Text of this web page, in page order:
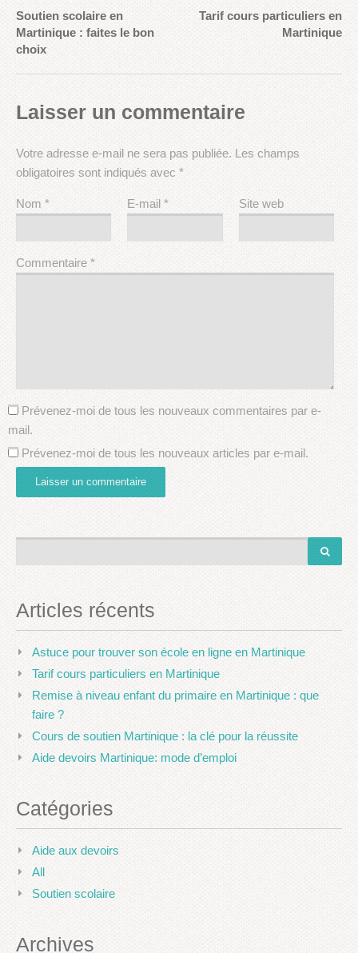
Soutien scolaire en
Martinique : faites le bon
choix
Tarif cours particuliers en
Martinique
Laisser un commentaire
Votre adresse e-mail ne sera pas publiée. Les champs
obligatoires sont indiqués avec *
Nom * E-mail* Site web
Commentaire *
Prévenez-moi de tous les nouveaux commentaires par e-
mail.
Prévenez-moi de tous les nouveaux articles par e-mail.
Articles récents
Astuce pour trouver son école en ligne en Martinique
Tarif cours particuliers en Martinique
Remise à niveau enfant du primaire en Martinique : que
faire ?
Cours de soutien Martinique : la clé pour la réussite
Aide devoirs Martinique: mode d’emploi
Catégories
Aide aux devoirs
All
Soutien scolaire
Archives